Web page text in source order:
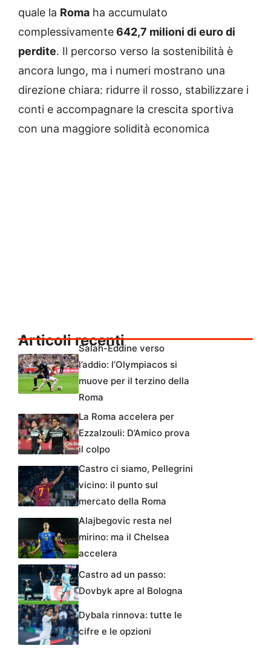
quale la Roma ha accumulato
complessivamente642,7 milioni di euro di
perdite. Il percorso verso la sostenibilità è
ancora lungo, ma i numeri mostrano una
direzione chiara: ridurre il rosso, stabilizzare i
conti e accompagnare la crescita sportiva
con una maggiore solidità economica
Articoli recenti
Salah-Eddine verso
l’addio: l’Olympiacos si
muove per il terzino della
Roma
La Roma accelera per
Ezzalzouli: D’Amico prova
il colpo
Castro ci siamo, Pellegrini
vicino: il punto sul
mercato della Roma
Alajbegovic resta nel
mirino: ma il Chelsea
accelera
Castro ad un passo:
Dovbyk apre al Bologna
Dybala rinnova: tutte le
cifre e le opzioni